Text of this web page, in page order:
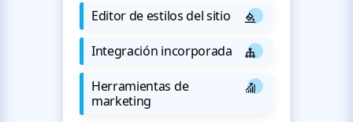
Editor de estilos del sitio
Integración incorporada
Herramientas de
marketing